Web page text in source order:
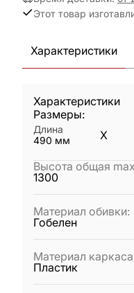
Этот товар
Характеристики
Характеристики
Размеры:
Длина
490 мм X
Высота общая
1300
Материал обивки:
Гобелен
Материал каркаса
Пластик